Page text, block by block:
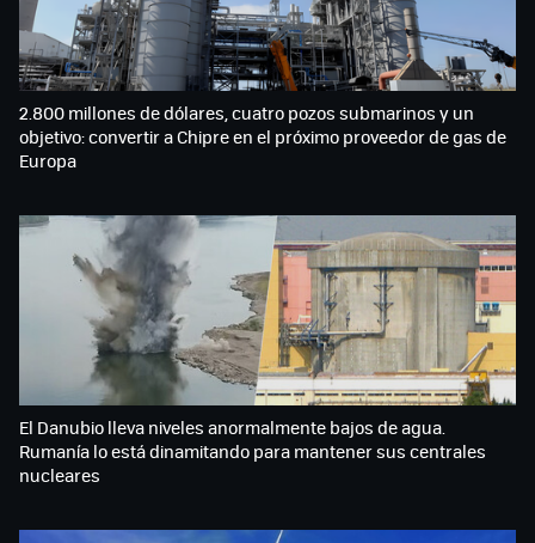
2.800 millones de dólares, cuatro pozos submarinos y un
objetivo: convertir a Chipre en el próximo proveedor de gas de
Europa
El Danubio lleva niveles anormalmente bajos de agua.
Rumanía lo está dinamitando para mantener sus centrales
nucleares